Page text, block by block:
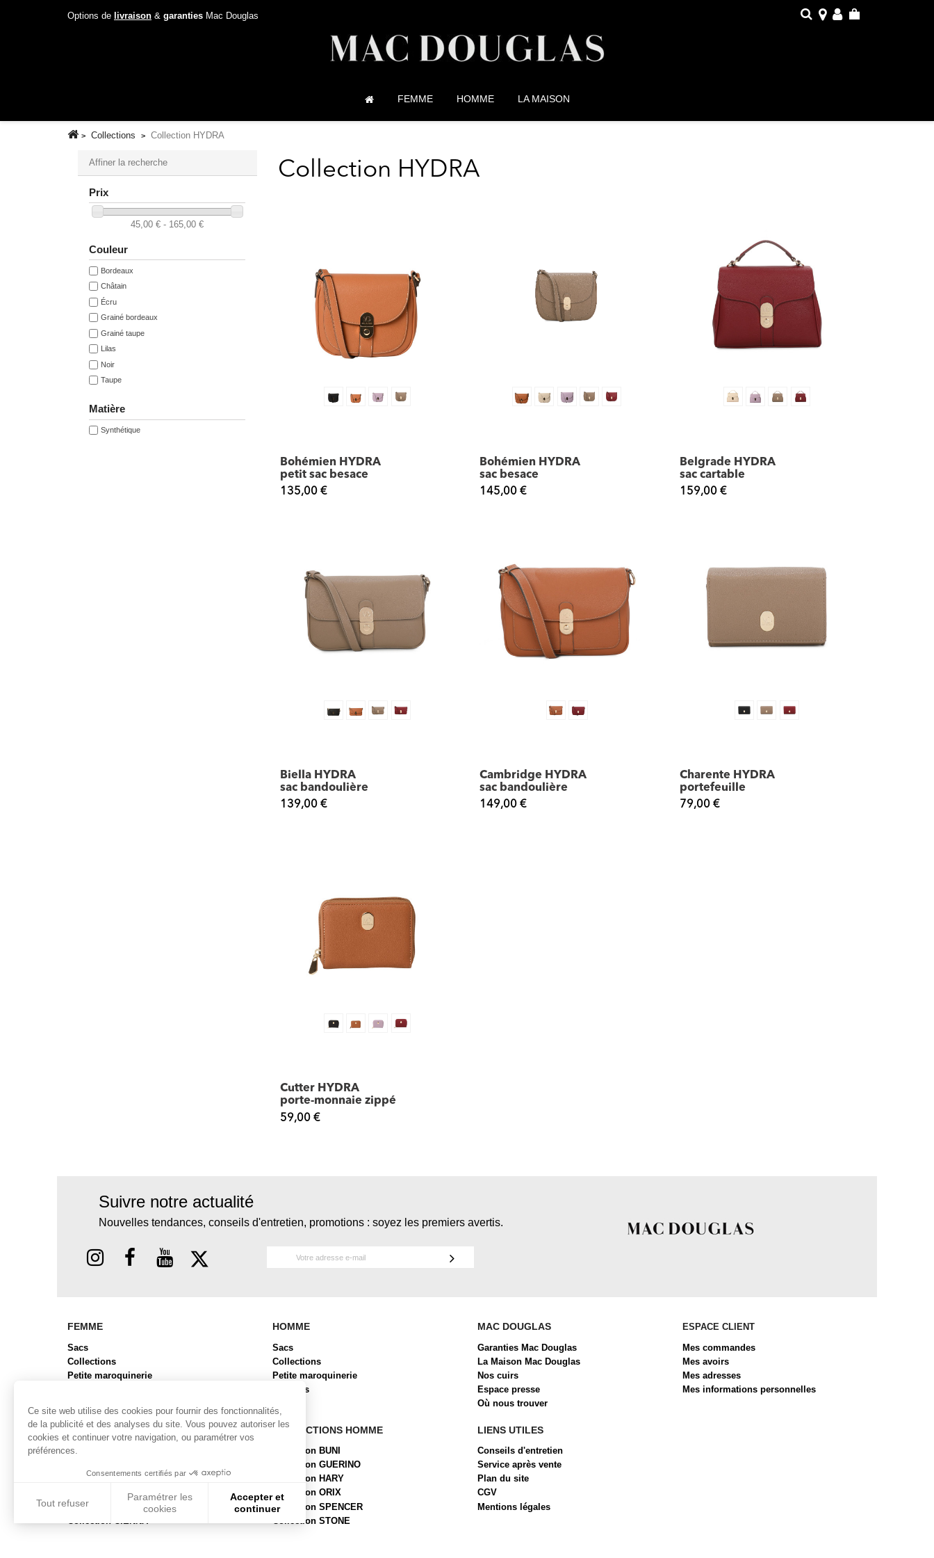
Options de livraison & garanties Mac Douglas
FEMME HOMME LA MAISON
Collections Collection HYDRA
Affiner la recherche
Prix
45,00 € - 165,00 €
Couleur
Bordeaux
Châtain
Écru
Grainé bordeaux
Grainé taupe
Lilas
Noir
Taupe
Matière
Synthétique
Collection HYDRA
Bohémien HYDRA
petit sac besace
135,00 €
Bohémien HYDRA
sac besace
145,00 €
Belgrade HYDRA
sac cartable
159,00 €
Biella HYDRA
sac bandoulière
139,00 €
Cambridge HYDRA
sac bandoulière
149,00 €
Charente HYDRA
portefeuille
79,00 €
Cutter HYDRA
porte-monnaie zippé
59,00 €
Suivre notre actualité
Nouvelles tendances, conseils d'entretien, promotions : soyez les premiers avertis.
FEMME
Sacs
Collections
Petite maroquinerie
HOMME
Sacs
Collections
Petite maroquinerie
Bagages
MAC DOUGLAS
Garanties Mac Douglas
La Maison Mac Douglas
Nos cuirs
Espace presse
Où nous trouver
ESPACE CLIENT
Mes commandes
Mes avoirs
Mes adresses
Mes informations personnelles
COLLECTIONS FEMME
Collection ALBA
Collection BUBR
Collection BUNI
Collection CABAS
COLLECTIONS HOMME
Collection BUNI
Collection GUERINO
Collection HARY
Collection ORIX
Collection SPENCER
Collection STONE
LIENS UTILES
Conseils d'entretien
Service après vente
Plan du site
CGV
Mentions légales
Ce site web utilise des cookies pour fournir des fonctionnalités,
de la publicité et des analyses du site. Vous pouvez autoriser les
cookies et continuer votre navigation, ou paramétrer vos
préférences.
Consentements certifiés par
Tout refuser
Paramétrer les
cookies
Accepter et
continuer